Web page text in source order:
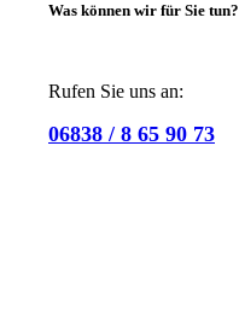
Was können wir für Sie tun?
Rufen Sie uns an:
06838 / 8 65 90 73